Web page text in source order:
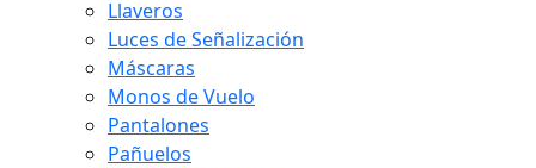
Llaveros
Luces de Señalización
Máscaras
Monos de Vuelo
Pantalones
Pañuelos